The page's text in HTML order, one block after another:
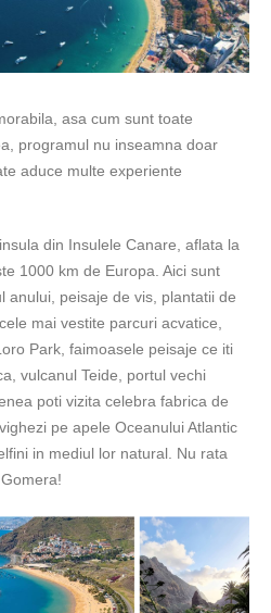
asa cum sunt toate
programul nu inseamna doar
aduce multe experiente
din Insulele Canare, aflata la
1000 km de Europa. Aici sunt
anului, peisaje de vis, plantatii de
mai vestite parcuri acvatice,
Park, faimoasele peisaje ce iti
vulcanul Teide, portul vechi
poti vizita celebra fabrica de
pe apele Oceanului Atlantic
in mediul lor natural. Nu rata